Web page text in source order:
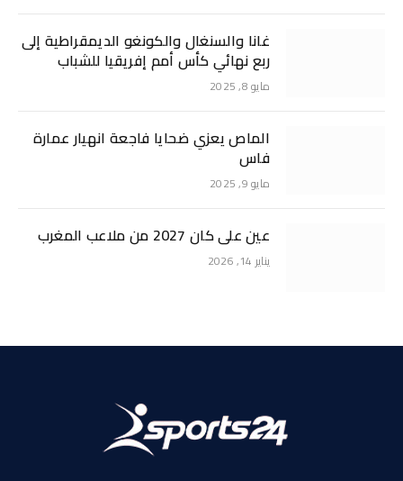
غانا والسنغال والكونغو الديمقراطية إلى
ربع نهائي كأس أمم إفريقيا للشباب
مايو 8, 2025
الماص يعزي ضحايا فاجعة انهيار عمارة
فاس
مايو 9, 2025
عين على كان 2027 من ملاعب المغرب
يناير 14, 2026